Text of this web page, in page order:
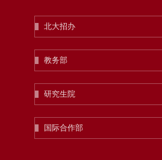
北大招办
教务部
研究生院
国际合作部